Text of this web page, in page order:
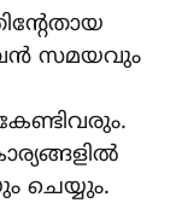
സമയവും
ചെയ്യും.